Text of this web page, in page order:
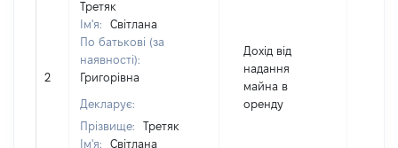
2
Третяк
Ім'я:
Світлана
По батькові (за
наявності):
Григорівна
Декларує:
Прізвище:
Третяк
Ім'я:
Світлана
Дохід від
надання
майна в
оренду